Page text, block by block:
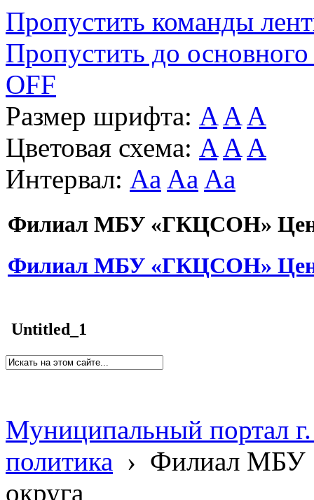
Пропустить команды
Пропустить до основного
OFF
Размер шрифта: A A A
Цветовая схема: A A A
Интервал: Aa Aa Aa
Филиал МБУ «ГКЦСОН»
Филиал МБУ «ГКЦСОН»
Untitled_1
Муниципальный портал
политика › Филиал МБУ
округа